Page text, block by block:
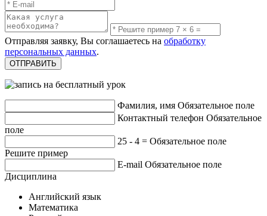
Отправляя заявку, Вы соглашаетесь на обработку
персональных данных.
Фамилия, имя Обязательное поле
Контактный телефон Обязательное
поле
25 - 4 = Обязательное поле
Решите пример
E-mail Обязательное поле
Дисциплина
Английский язык
Математика